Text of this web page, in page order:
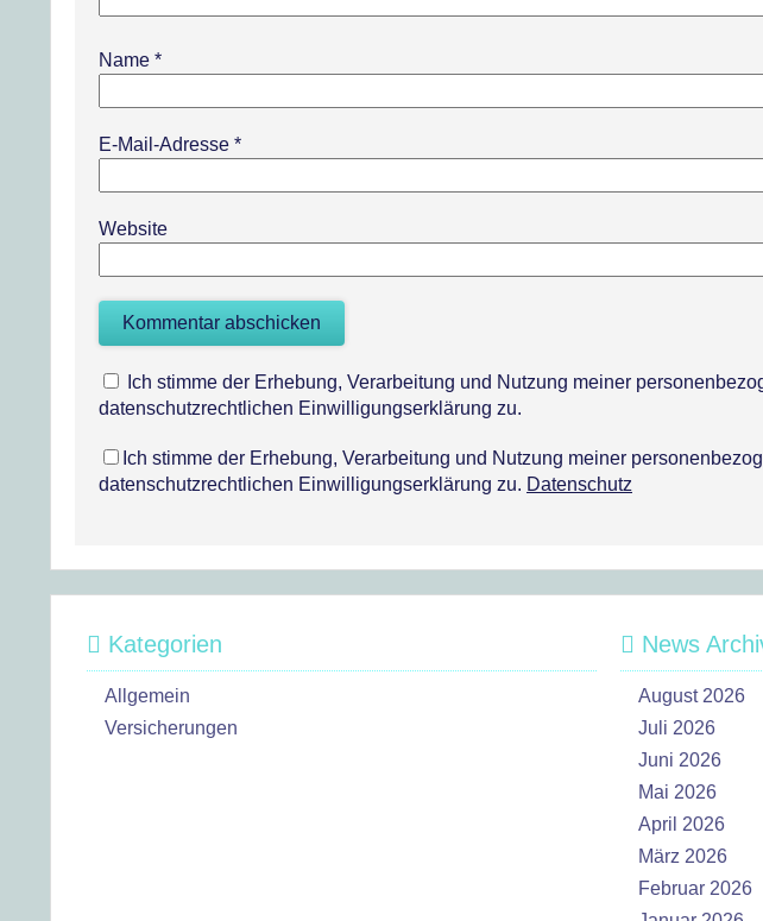
Name *
E-Mail-Adresse *
Website
Ich stimme der Erhebung, Verarbeitung und Nutzung meiner
datenschutzrechtlichen Einwilligungserklärung zu.
Ich stimme der Erhebung, Verarbeitung und Nutzung meiner
datenschutzrechtlichen Einwilligungserklärung zu. Datenschutz
Kategorien
Allgemein
Versicherungen
News
August 2026
Juli 2026
Juni 2026
Mai 2026
April 2026
März 2026
Februar 2026